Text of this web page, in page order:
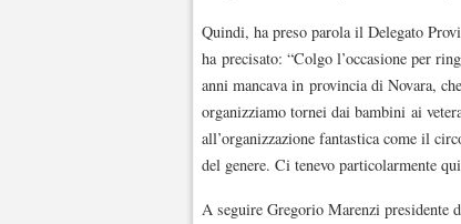
Quindi, ha preso parola il Delegato
ha precisato: “Colgo l’occasione per
anni mancava in provincia di Novara,
organizziamo tornei dai bambini ai
all’organizzazione fantastica come il
del genere. Ci tenevo particolarmente
A seguire Gregorio Marenzi presidente